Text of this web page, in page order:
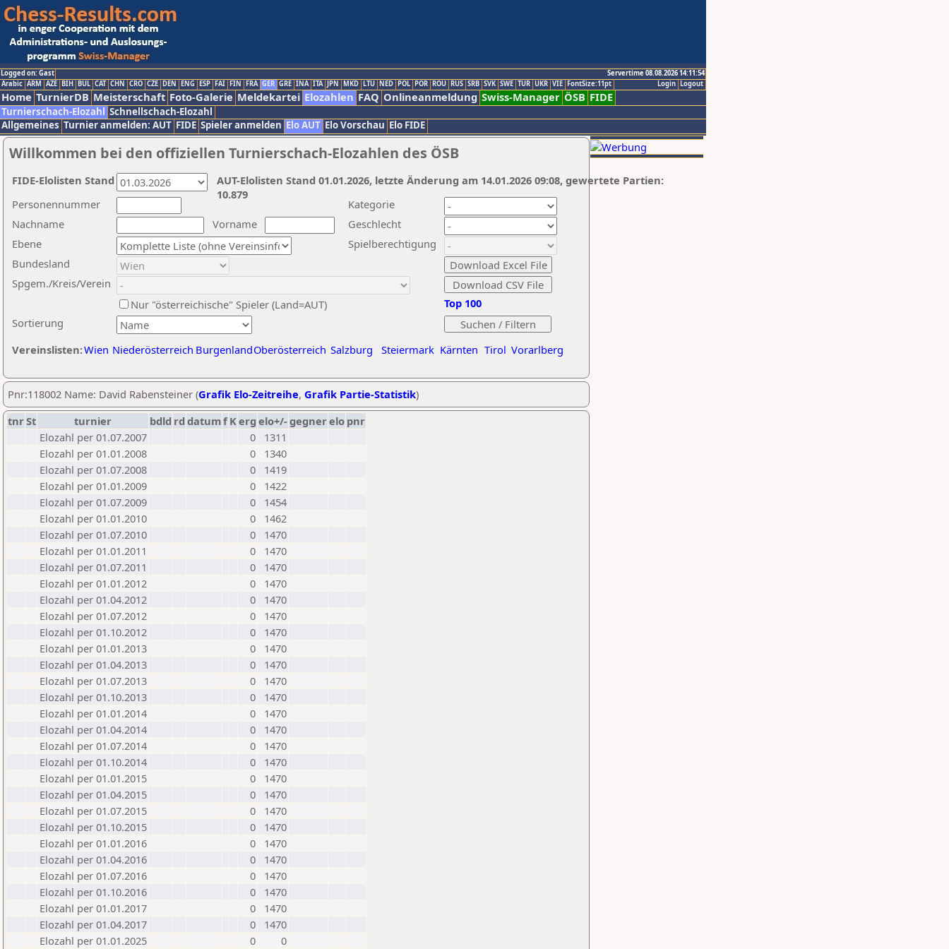
Logged on: Gast
Servertime 08.08.2026 14:11:54
Logout
Login
Arabic ARM AZE BIH BUL CAT CHN CRO CZE DEN ENG ESP FAI FIN FRA GER GRE INA ITA JPN MKD LTU NED POL POR ROU RUS SRB SVK SWE TUR UKR VIE FontSize:11pt
Home TurnierDB Meisterschaft Foto-Galerie Meldekartei Elozahlen FAQ Onlineanmeldung Swiss-Manager ÖSB FIDE
Turnierschach-Elozahl Schnellschach-Elozahl
Allgemeines Turnier anmelden: AUT FIDE Spieler anmelden Elo AUT Elo Vorschau Elo FIDE
Willkommen bei den offiziellen Turnierschach-Elozahlen des ÖSB
Nachname
Vorname
Ebene
Kategorie
Sortierung
Personennummer
Bundesland
Spgem./Kreis/Verein
Geschlecht
Nur "österreichische" Spieler (Land=AUT)
Spielberechtigung
Vereinslisten:Wien Niederösterreich BurgenlandOberösterreich Salzburg Steiermark Kärnten Tirol Vorarlberg
Top 100
AUT-Elolisten Stand 01.01.2026, letzte Änderung am 14.01.2026 09:08, gewertete Partien:
10.879
FIDE-Elolisten Stand
Pnr:118002 Name: David Rabensteiner (Grafik Elo-Zeitreihe, Grafik Partie-Statistik)
tnrSt turnier bdld rd datumf Kerg elo+/-gegnerelo pnr
Elozahl per 01.07.2007
0
1311
Elozahl per 01.01.2008
0
1340
Elozahl per 01.07.2008
0
1419
Elozahl per 01.01.2009
0
1422
Elozahl per 01.07.2009
0
1454
Elozahl per 01.01.2010
0
1462
Elozahl per 01.07.2010
0
1470
Elozahl per 01.01.2011
0
1470
Elozahl per 01.07.2011
0
1470
Elozahl per 01.01.2012
0
1470
Elozahl per 01.04.2012
0
1470
Elozahl per 01.07.2012
0
1470
Elozahl per 01.10.2012
0
1470
Elozahl per 01.01.2013
0
1470
Elozahl per 01.04.2013
0
1470
Elozahl per 01.07.2013
0
1470
Elozahl per 01.10.2013
0
1470
Elozahl per 01.01.2014
0
1470
Elozahl per 01.04.2014
0
1470
Elozahl per 01.07.2014
0
1470
Elozahl per 01.10.2014
0
1470
Elozahl per 01.01.2015
0
1470
Elozahl per 01.04.2015
0
1470
Elozahl per 01.07.2015
0
1470
Elozahl per 01.10.2015
0
1470
Elozahl per 01.01.2016
0
1470
Elozahl per 01.04.2016
0
1470
Elozahl per 01.07.2016
0
1470
Elozahl per 01.10.2016
0
1470
Elozahl per 01.01.2017
0
1470
Elozahl per 01.04.2017
0
1470
Elozahl per 01.01.2025
0 0